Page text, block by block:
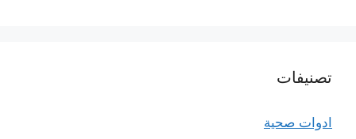
تصنيفات
ادوات صحية